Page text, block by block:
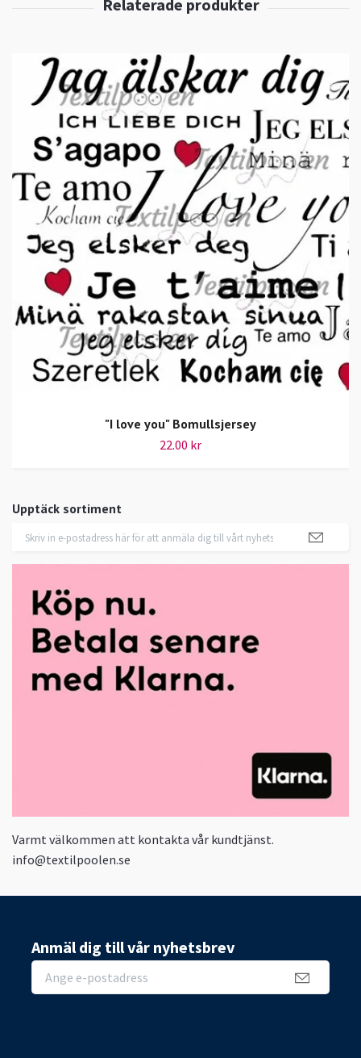
Upptäck sortiment
Varmt välkommen att kontakta vår kundtjänst.
info@textilpoolen.se
"I love you" Bomullsjersey
22.00 kr
Anmäl dig till vår nyhetsbrev